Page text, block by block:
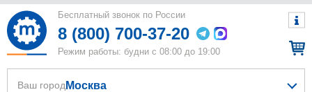
Бесплатный звонок по России
8 (800) 700-37-20
Режим работы: будни с 08:00 до 19:00
Ваш город Москва